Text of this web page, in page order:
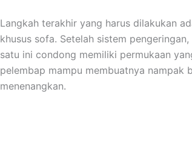
Langkah terakhir yang harus dilakukan
khusus sofa. Setelah sistem
satu ini condong memiliki permukaan
pelembap mampu membuatnya nampak
menenangkan.